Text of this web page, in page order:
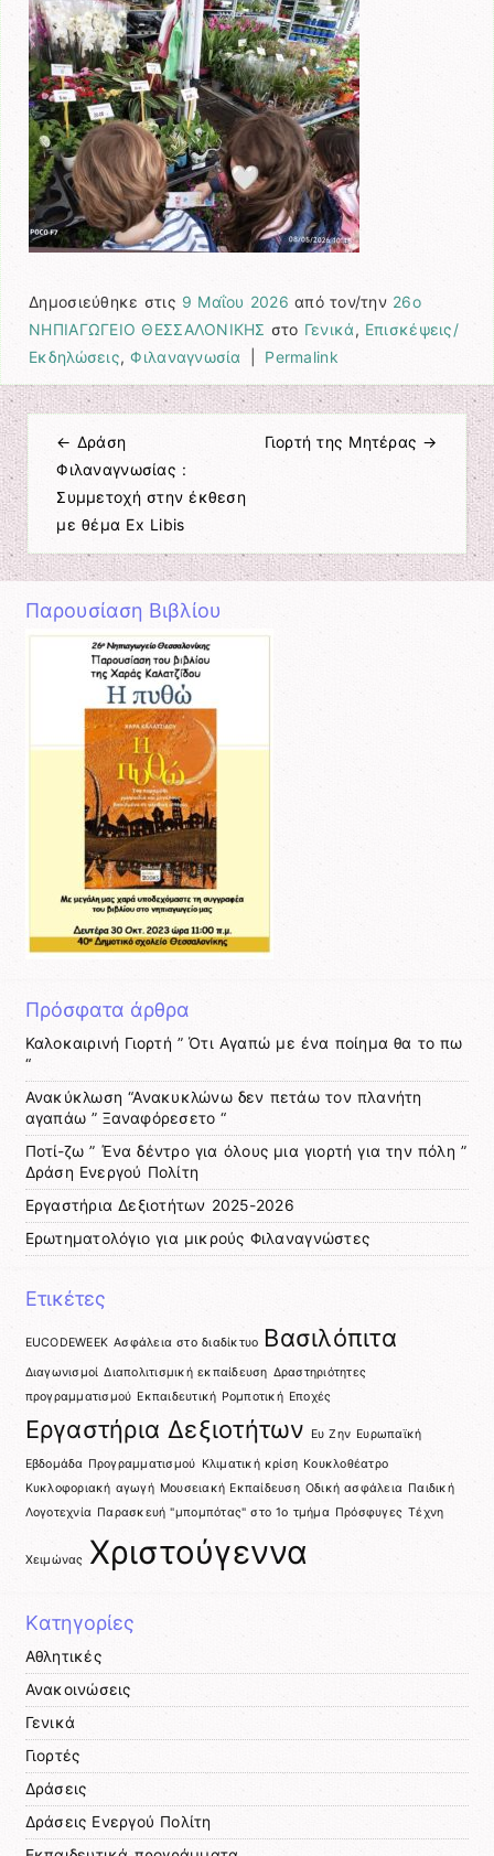
Δημοσιεύθηκε στις 9 Μαΐου 2026 από τον/την 26ο
ΝΗΠΙΑΓΩΓΕΙΟ ΘΕΣΣΑΛΟΝΙΚΗΣ στο Γενικά, Επισκέψεις/
Εκδηλώσεις,Φιλαναγνωσία Permalink
Πλοήγηση άρθρων
← Δράση
Φιλαναγνωσίας :
Συμμετοχή στην έκθεση
με θέμα Ex Libis
Γιορτή της Μητέρας →
Παρουσίαση Βιβλίου
Πρόσφατα άρθρα
Καλοκαιρινή Γιορτή ” Ότι Αγαπώ με ένα ποίημα θα το πω
“
Ανακύκλωση “Ανακυκλώνω δεν πετάω τον πλανήτη
αγαπάω ” Ξαναφόρεσετο “
Ποτί-ζω ” Ένα δέντρο για όλους μια γιορτή για την πόλη ”
Δράση Ενεργού Πολίτη
Εργαστήρια Δεξιοτήτων 2025-2026
Ερωτηματολόγιο για μικρούς Φιλαναγνώστες
Ετικέτες
EUCODEWEEK Ασφάλεια στο διαδίκτυο Βασιλόπιτα
Διαγωνισμοί Διαπολιτισμική εκπαίδευση Δραστηριότητες
προγραμματισμού Εκπαιδευτική Ρομποτική Εποχές
Εργαστήρια Δεξιοτήτων Ευ Ζην Ευρωπαϊκή
Εβδομάδα Προγραμματισμού Κλιματική κρίση Κουκλοθέατρο
Κυκλοφοριακή αγωγή Μουσειακή Εκπαίδευση Οδική ασφάλεια Παιδική
Λογοτεχνία Παρασκευή "μπομπότας" στο 1ο τμήμα Πρόσφυγες Τέχνη
Χειμώνας Χριστούγεννα
Kατηγορίες
Αθλητικές
Ανακοινώσεις
Γενικά
Γιορτές
Δράσεις
Δράσεις Ενεργού Πολίτη